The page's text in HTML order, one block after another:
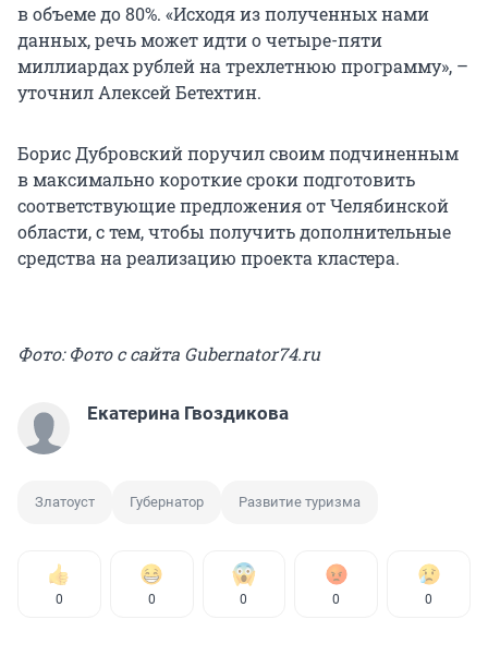
в объеме до 80%. «Исходя из полученных нами
данных, речь может идти о четыре-пяти
миллиардах рублей на трехлетнюю программу», –
уточнил Алексей Бетехтин.
Борис Дубровский поручил своим подчиненным
в максимально короткие сроки подготовить
соответствующие предложения от Челябинской
области, с тем, чтобы получить дополнительные
средства на реализацию проекта кластера.
Фото: Фото с сайта Gubernator74.ru
Екатерина Гвоздикова
Златоуст Губернатор Развитие туризма
0 0 0 0 0